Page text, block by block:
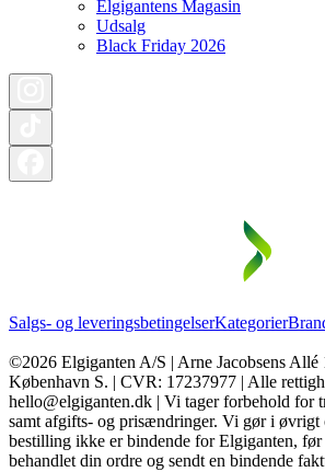
Elgigantens Magasin
Udsalg
Black Friday 2026
Salgs- og leveringsbetingelserKategorier
©2026 Elgiganten A/S | Arne Jacobsens Allé
København S. | CVR: 17237977 | Alle
hello@elgiganten.dk | Vi tager forbehold for
samt afgifts- og prisændringer. Vi gør i
bestilling ikke er bindende for Elgiganten,
behandlet din ordre og sendt en bindende